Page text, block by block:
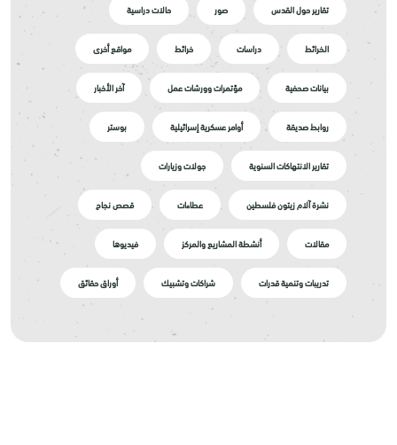
تقارير حول القدس صور حالات دراسية
الخرائط دراسات خرائط مواقع أخرى
بيانات صحفية مؤتمرات وورشات عمل آخر الأخبار
روابط صديقة أوامر عسكرية إسرائيلية بوستر
تقارير الانتهاكات السنوية جولات وزيارات
نشرة آلام زيتون فلسطين عطاءات قصص نجاح
مقالات أنشطة المشاريع والمركز فيديوها
تدريبات وتنمية قدرات شراكات وتشبيك أوراق حقائق